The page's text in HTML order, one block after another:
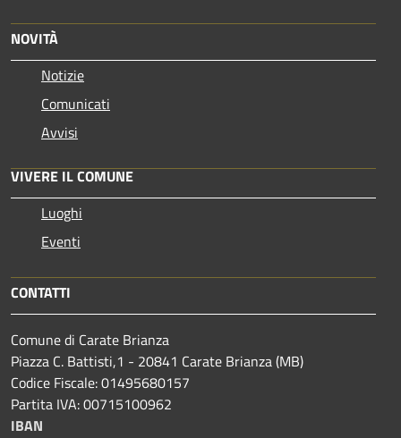
NOVITÀ
Notizie
Comunicati
Avvisi
VIVERE IL COMUNE
Luoghi
Eventi
CONTATTI
Comune di Carate Brianza
Piazza C. Battisti,1 - 20841 Carate Brianza (MB)
Codice Fiscale: 01495680157
Partita IVA: 00715100962
IBAN